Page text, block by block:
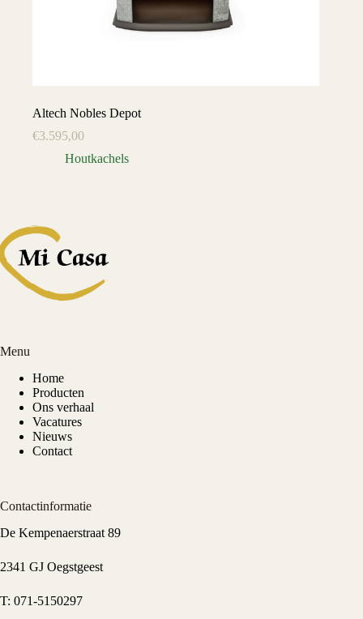
Altech Nobles Depot
€3.595,00
Houtkachels
Menu
Home
Producten
Ons verhaal
Vacatures
Nieuws
Contact
Contactinformatie
De Kempenaerstraat 89
2341 GJ Oegstgeest
T: 071-5150297